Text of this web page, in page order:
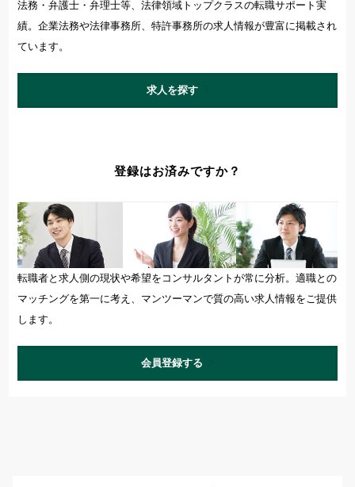
法務・弁護士・弁理士等、法律領域トップクラスの転職サポート実
績。企業法務や法律事務所、特許事務所の求人情報が豊富に掲載され
ています。
求人を探す
登録はお済みですか？
転職者と求人側の現状や希望をコンサルタントが常に分析。適職との
マッチングを第一に考え、マンツーマンで質の高い求人情報をご提供
します。
会員登録する